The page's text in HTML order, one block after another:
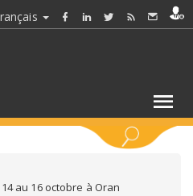
au 16 octobre à Oran